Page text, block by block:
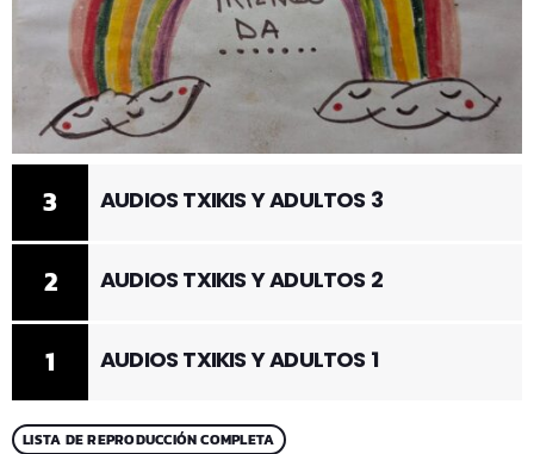
1 AUDIOS TXIKIS Y ADULTOS 1
2 AUDIOS TXIKIS Y ADULTOS 2
3 AUDIOS TXIKIS Y ADULTOS 3
LISTA DE REPRODUCCIÓN COMPLETA